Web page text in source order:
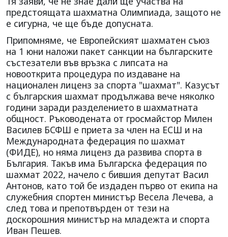
предстоящата шахматна Олимпиада, защото не
е сигурна, че ще бъде допусната.
Припомняме, че Европейският шахматен съюз
на 1 юни наложи пакет санкции на българските
състезатели във връзка с липсата на
новооткрита процедура по издаване на
национален лиценз за спорта "шахмат". Казусът
с българския шахмат продължава вече няколко
години заради разделението в шахматната
общност. Ръководената от гросмайстор Милен
Василев БСФШ е приета за член на ЕСШ и на
Международната федерация по шахмат
(ФИДЕ), но няма лиценз да развива спорта в
България. Такъв има Българска федерация по
шахмат 2022, начело с бившия депутат Васил
Антонов, като той бе издаден първо от екипа на
служебния спортен министър Весела Лечева, а
след това и препотвърден от тези на
доскорошния министър на младежта и спорта
Иван Пешев.